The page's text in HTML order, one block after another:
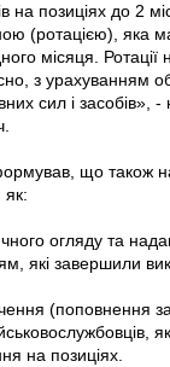
на позиціях до 2
(ротацією), яка
місяця. Ротації
з урахуванням
сил і засобів», -
що також
як:
огляду та
які завершили
(поповнення
на позиціях.